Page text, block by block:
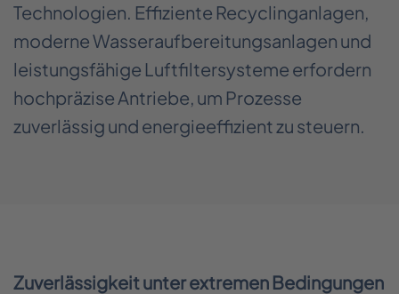
Technologien. Effiziente Recyclinganlagen,
moderne Wasseraufbereitungsanlagen und
leistungsfähige Luftfiltersysteme erfordern
hochpräzise Antriebe, um Prozesse
zuverlässig und energieeffizient zu steuern.
Zuverlässigkeit unter extremen Bedingungen